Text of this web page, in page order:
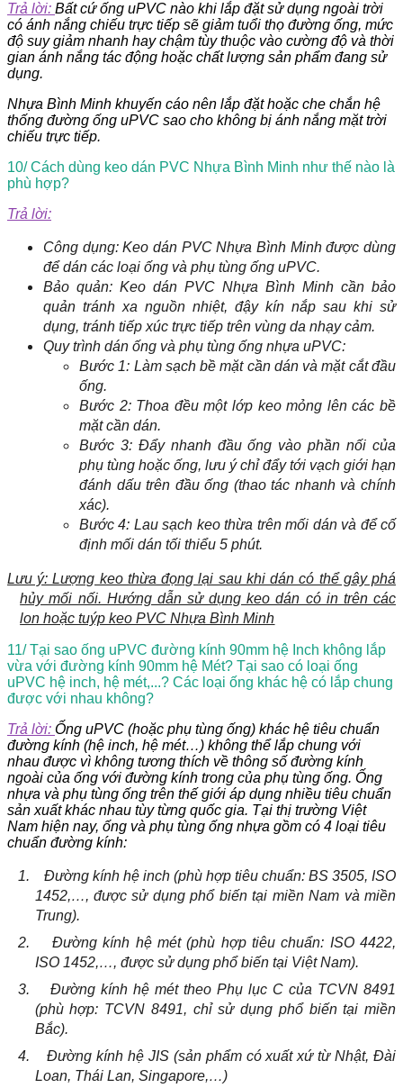
Trả lời: Bất cứ ống uPVC nào khi lắp đặt sử dụng ngoài trời
có ánh nắng chiếu trực tiếp sẽ giảm tuổi thọ đường ống, mức
độ suy giảm nhanh hay chậm tùy thuộc vào cường độ và thời
gian ánh nắng tác động hoặc chất lượng sản phẩm đang sử
dụng.
Nhựa Bình Minh khuyến cáo nên lắp đặt hoặc che chắn hệ
thống đường ống uPVC sao cho không bị ánh nắng mặt trời
chiếu trực tiếp.
10/ Cách dùng keo dán PVC Nhựa Bình Minh như thế nào là
phù hợp?
Trả lời:
Công dụng: Keo dán PVC Nhựa Bình Minh được dùng
để dán các loại ống và phụ tùng ống uPVC.
Bảo quản: Keo dán PVC Nhựa Bình Minh cần bảo
quản tránh xa nguồn nhiệt, đậy kín nắp sau khi sử
dụng, tránh tiếp xúc trực tiếp trên vùng da nhạy cảm.
Quy trình dán ống và phụ tùng ống nhựa uPVC:
Bước 1: Làm sạch bề mặt cần dán và mặt cắt đầu
ống.
Bước 2: Thoa đều một lớp keo mỏng lên các bề
mặt cần dán.
Bước 3: Đẩy nhanh đầu ống vào phần nối của
phụ tùng hoặc ống, lưu ý chỉ đẩy tới vạch giới hạn
đánh dấu trên đầu ống (thao tác nhanh và chính
xác).
Bước 4: Lau sạch keo thừa trên mối dán và để cố
định mối dán tối thiểu 5 phút.
Lưu ý: Lượng keo thừa đọng lại sau khi dán có thể gây phá
hủy mối nối. Hướng dẫn sử dụng keo dán có in trên các
lon hoặc tuýp keo PVC Nhựa Bình Minh
11/ Tại sao ống uPVC đường kính 90mm hệ Inch không lắp
vừa với đường kính 90mm hệ Mét? Tại sao có loại ống
uPVC hệ inch, hệ mét,...? Các loại ống khác hệ có lắp chung
được với nhau không?
Trả lời: Ống uPVC (hoặc phụ tùng ống) khác hệ tiêu chuẩn
đường kính (hệ inch, hệ mét…) không thể lắp chung với
nhau được vì không tương thích về thông số đường kính
ngoài của ống với đường kính trong của phụ tùng ống. Ống
nhựa và phụ tùng ống trên thế giới áp dụng nhiều tiêu chuẩn
sản xuất khác nhau tùy từng quốc gia. Tại thị trường Việt
Nam hiện nay, ống và phụ tùng ống nhựa gồm có 4 loại tiêu
chuẩn đường kính:
1.
Đường kính hệ inch (phù hợp tiêu chuẩn: BS 3505, ISO
1452,…, được sử dụng phổ biến tại miền Nam và miền
Trung).
2.
Đường kính hệ mét (phù hợp tiêu chuẩn: ISO 4422,
ISO 1452,…, được sử dụng phổ biến tại Việt Nam).
3.
Đường kính hệ mét theo Phụ lục C của TCVN 8491
(phù hợp: TCVN 8491, chỉ sử dụng phổ biến tại miền
Bắc).
4.
Đường kính hệ JIS (sản phẩm có xuất xứ từ Nhật, Đài
Loan, Thái Lan, Singapore,…)